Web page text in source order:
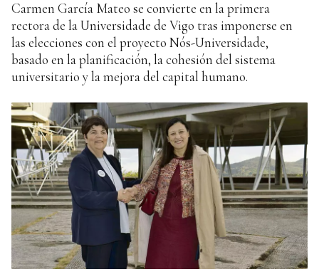
Carmen García Mateo se convierte en la primera
rectora de la Universidade de Vigo tras imponerse en
las elecciones con el proyecto Nós-Universidade,
basado en la planificación, la cohesión del sistema
universitario y la mejora del capital humano.